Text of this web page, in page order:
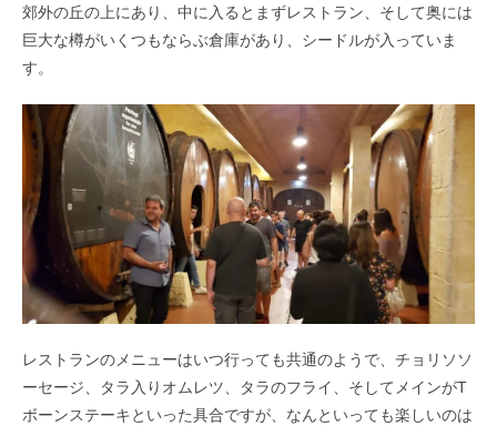
郊外の丘の上にあり、中に入るとまずレストラン、そして奥には
巨大な樽がいくつもならぶ倉庫があり、シードルが入っていま
す。
レストランのメニューはいつ行っても共通のようで、チョリソソ
ーセージ、タラ入りオムレツ、タラのフライ、そしてメインがT
ボーンステーキといった具合ですが、なんといっても楽しいのは